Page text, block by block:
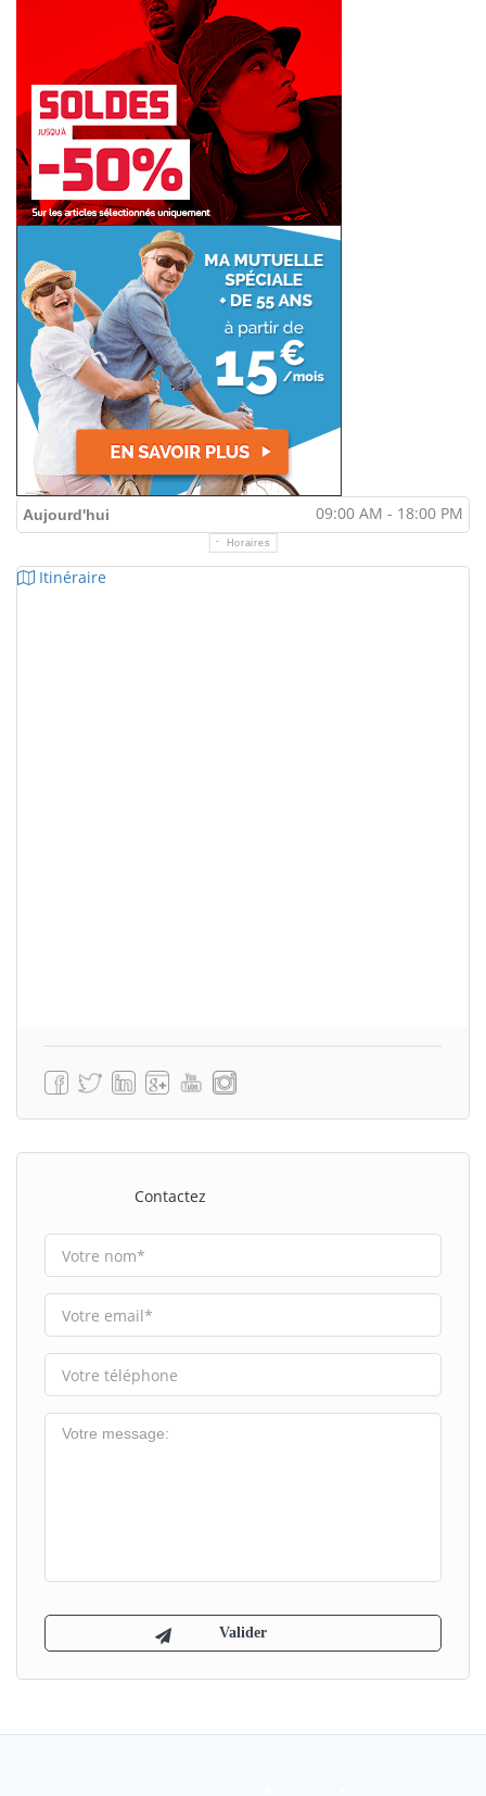
Aujourd'hui 09:00 AM - 18:00 PM
Horaires
Itinéraire
Contactez